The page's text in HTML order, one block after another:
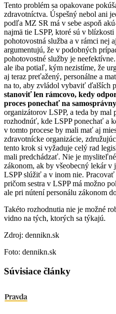
Tento problém sa opakovane
zdravotníctva. Úspešný nebol ani
podľa MZ SR má v sebe aspoň
najmä tie LSPP, ktoré sú v
pohotovostná služba a v rámci nej
argumentujú, že v podobných
pohotovostné služby je
ale iba potiaľ, kým nezistíme, že
aj teraz preťažený, personálne a
na to, aby zvládol vybaviť ďalších
stanoviť len rámcovo, kedy
proces ponechať na
organizátorov LSPP, a teda by
rozhodnúť, kde LSPP ponechať a
v tomto procese by mali mať aj
zdravotnícke organizácie,
tento krok si vyžaduje celý rad
mali predchádzať. Nie je
zákonom, ak by všeobecný lekár
LSPP slúžiť a v inom nie.
pričom sestra v LSPP má možno
ale pri nútení personálu zákonom
Takéto rozhodnutia nie je možné
vidno na tých, ktorých sa týkajú.
Zdroj: dennikn.sk
Foto: dennikn.sk
Súvisiace články